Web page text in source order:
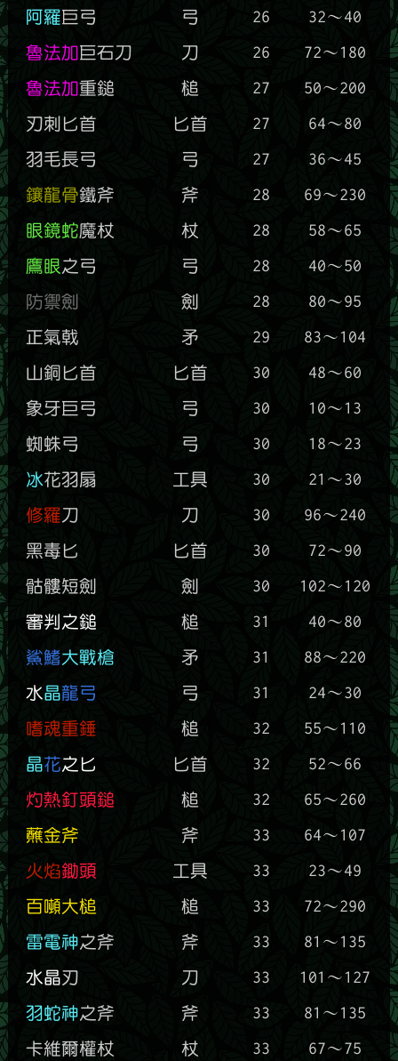
阿羅巨弓 弓 26
32～40
魯法加巨石刀 刀 26
72～180
魯法加重鎚 槌 27
50～200
刃刺匕首
匕首 27
64～80
羽毛長弓
弓 27
36～45
鑲龍骨鐵斧 斧 28
69～230
眼鏡蛇魔杖 杖 28
58～65
鷹眼之弓 弓 28
40～50
防禦劍
劍 28
80～95
正氣戟
矛 29
83～104
山銅匕首
匕首 30
48～60
象牙巨弓
弓 30
10～13
蜘蛛弓
弓 30
18～23
冰花羽扇 工具 30
21～30
修羅刀 刀 30
96～240
黑毒匕
匕首 30
72～90
骷髏短劍
劍 30
102～120
審判之鎚
槌 31
40～80
鯊鰭大戰槍 矛 31
88～220
水晶龍弓 弓 31
24～30
嗜魂重錘
槌 32
55～110
晶花之匕 匕首 32
52～66
灼熱釘頭鎚
槌 32
65～260
蘸金斧
斧 33
64～107
火焰鋤頭 工具 33
23～49
百噸大槌
槌 33
72～290
雷電神之斧 斧 33
81～135
水晶刃 刀 33
101～127
羽蛇神之斧 斧 33
81～135
卡維爾權杖
杖 33
67～75